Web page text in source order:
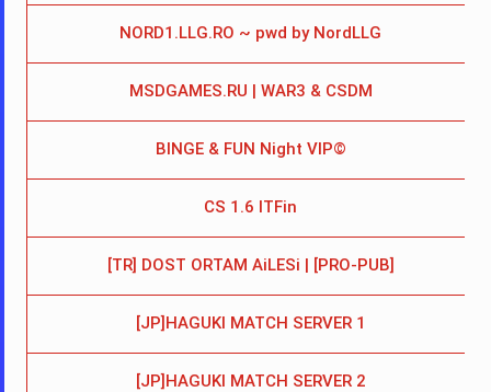
NORD1.LLG.RO ~ pwd by NordLLG
MSDGAMES.RU | WAR3 & CSDM
BINGE & FUN Night VIP©
CS 1.6 ITFin
[TR] DOST ORTAM AiLESi | [PRO-PUB]
[JP]HAGUKI MATCH SERVER 1
[JP]HAGUKI MATCH SERVER 2